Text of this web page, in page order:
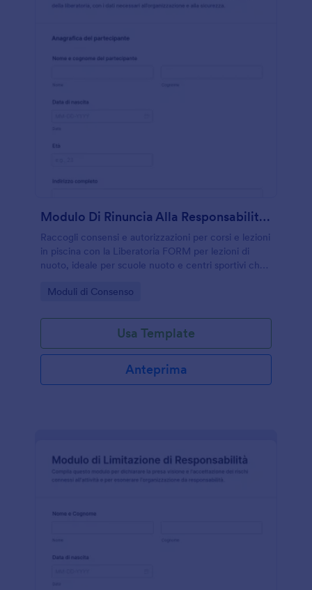
Modulo Di Rinuncia Alla Responsabilità Per Lezioni Di Nuoto
Raccogli consensi e autorizzazioni per corsi e lezioni
in piscina con la Liberatoria FORM per lezioni di
nuoto, ideale per scuole nuoto e centri sportivi che
con Jotform.
Go to Category:
Moduli di Consenso
Usa Template
Anteprima